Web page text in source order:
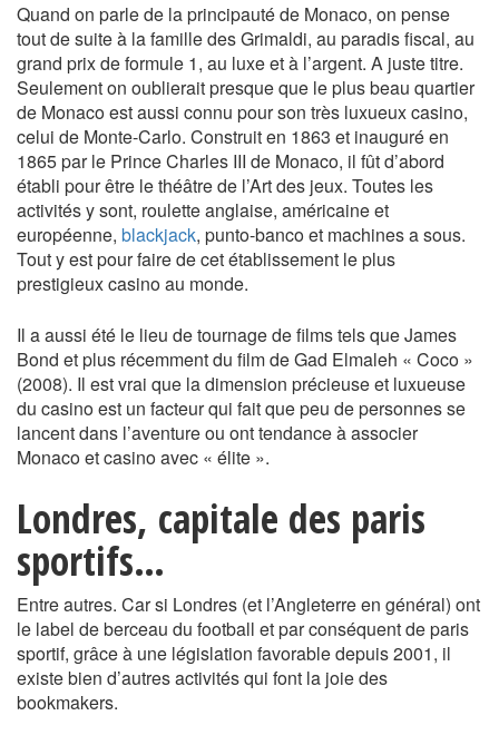
Quand on parle de la principauté de Monaco, on pense
tout de suite à la famille des Grimaldi, au paradis fiscal, au
grand prix de formule 1, au luxe et à l’argent. A juste titre.
Seulement on oublierait presque que le plus beau quartier
de Monaco est aussi connu pour son très luxueux casino,
celui de Monte-Carlo. Construit en 1863 et inauguré en
1865 par le Prince Charles III de Monaco, il fût d’abord
établi pour être le théâtre de l’Art des jeux. Toutes les
activités y sont, roulette anglaise, américaine et
européenne, blackjack, punto-banco et machines a sous.
Tout y est pour faire de cet établissement le plus
prestigieux casino au monde.
Il a aussi été le lieu de tournage de films tels que James
Bond et plus récemment du film de Gad Elmaleh « Coco »
(2008). Il est vrai que la dimension précieuse et luxueuse
du casino est un facteur qui fait que peu de personnes se
lancent dans l’aventure ou ont tendance à associer
Monaco et casino avec « élite ».
Londres, capitale des paris
sportifs…
Entre autres. Car si Londres (et l’Angleterre en général) ont
le label de berceau du football et par conséquent de paris
sportif, grâce à une législation favorable depuis 2001, il
existe bien d’autres activités qui font la joie des
bookmakers.